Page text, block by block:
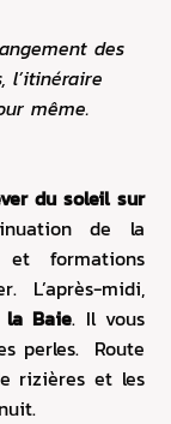
des
l’itinéraire
même.
du soleil sur
de la
formations
L’après-midi,
la Baie. Il vous
perles. Route
rizières et les